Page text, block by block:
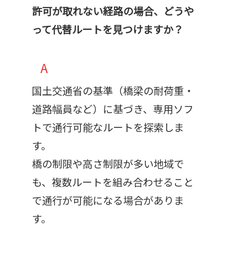
許可が取れない経路の場合、どうや
って代替ルートを見つけますか？
A
国土交通省の基準（橋梁の耐荷重・
道路幅員など）に基づき、専用ソフ
トで通行可能なルートを探索しま
す。
橋の制限や高さ制限が多い地域で
も、複数ルートを組み合わせること
で通行が可能になる場合がありま
す。